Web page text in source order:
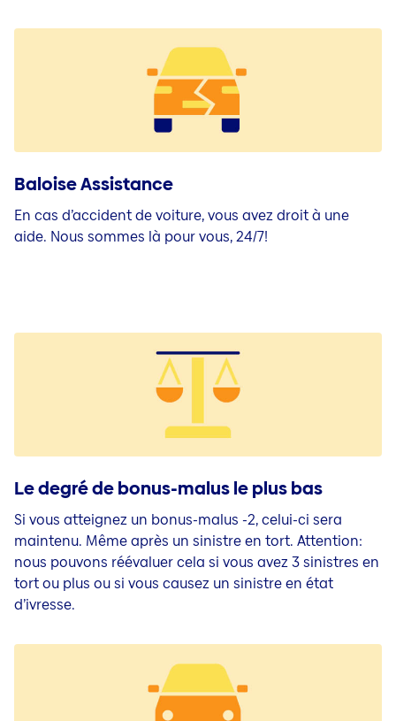
Baloise Assistance
En cas d’accident de voiture, vous avez droit à une
aide. Nous sommes là pour vous, 24/7!
Le degré de bonus-malus le plus bas
Si vous atteignez un bonus-malus -2, celui-ci sera
maintenu. Même après un sinistre en tort. Attention:
nous pouvons réévaluer cela si vous avez 3 sinistres en
tort ou plus ou si vous causez un sinistre en état
d’ivresse.